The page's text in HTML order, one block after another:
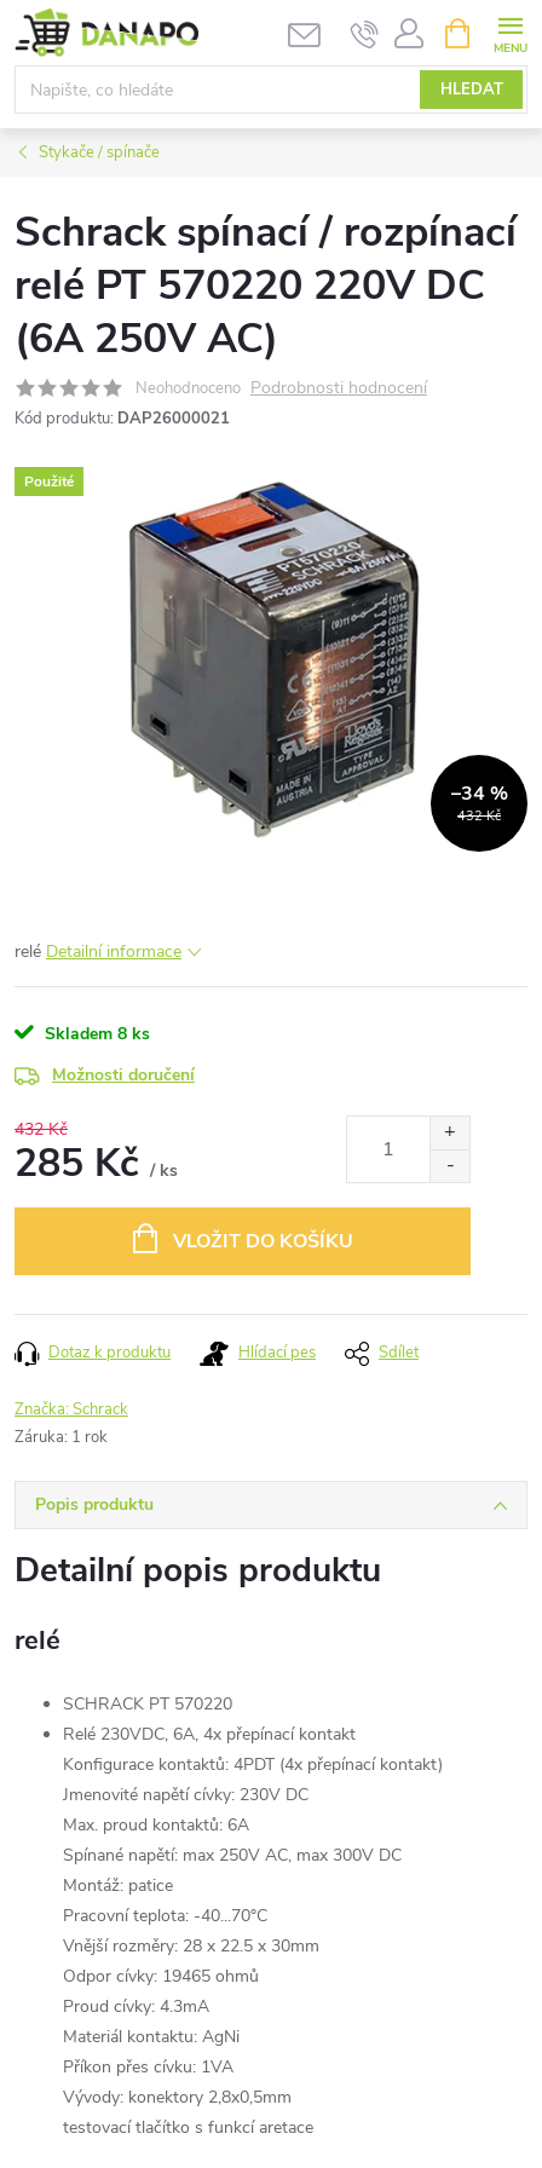
Přejít
na
obsah
HLEDAT
NÁKUPNÍ
KOŠÍK
Stykače / spínače
Schrack spínací / rozpínací
relé PT 570220 220V DC
(6A 250V AC)
Neohodnoceno Podrobnosti hodnocení
Kód produktu: DAP26000021
Použité
432 Kč
–34 %
relé Detailní informace
Skladem 8 ks
Možnosti doručení
432 Kč
285 Kč / ks
VLOŽIT DO KOŠÍKU
Dotaz k produktu Hlídací pes Sdílet
Značka:Schrack
Záruka: 1 rok
Popis produktu
Detailní popis produktu
relé
SCHRACK PT 570220
Relé 230VDC, 6A, 4x přepínací kontakt
Konfigurace kontaktů: 4PDT (4x přepínací kontakt)
Jmenovité napětí cívky: 230V DC
Max. proud kontaktů: 6A
Spínané napětí: max 250V AC, max 300V DC
Montáž: patice
Pracovní teplota: -40...70°C
Vnější rozměry: 28 x 22.5 x 30mm
Odpor cívky: 19465 ohmů
Proud cívky: 4.3mA
Materiál kontaktu: AgNi
Příkon přes cívku: 1VA
Vývody: konektory 2,8x0,5mm
testovací tlačítko s funkcí aretace